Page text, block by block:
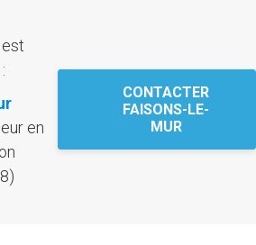
en
CONTACTER
FAISONS-LE-
MUR